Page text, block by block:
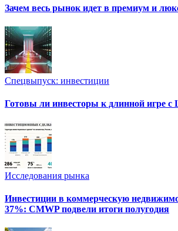
Зачем весь рынок идет в премиум и
Спецвыпуск: инвестиции
Готовы ли инвесторы к длинной игре с
Исследования рынка
Инвестиции в коммерческую
37%: CMWP подвели итоги полугодия